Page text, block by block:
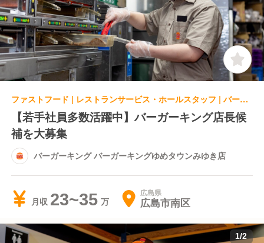
ファストフード | レストランサービス・ホールスタッフ | バーガーキング バーガーキングゆめタウンみゆき店
【若手社員多数活躍中】バーガーキング店長候
補を大募集
バーガーキング バーガーキングゆめタウンみゆき店
月収 23~35 広島県
広島市南区
1/2